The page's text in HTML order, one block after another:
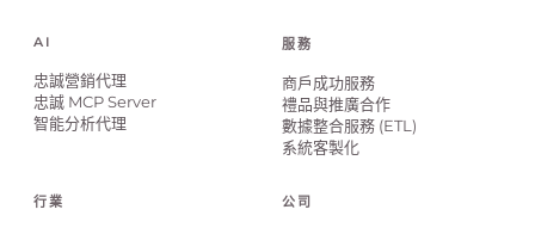
AI
忠誠營銷代理
忠誠 MCP Server
智能分析代理
服務
商戶成功服務
禮品與推廣合作
數據整合服務 (ETL)
系統客製化
行業 公司